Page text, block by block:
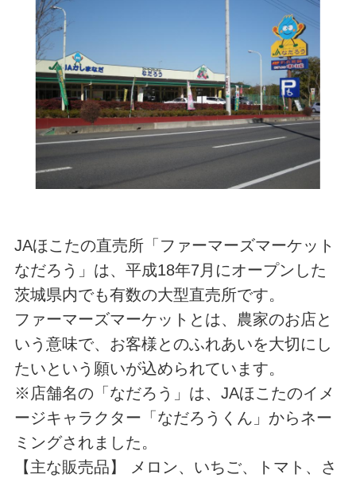
JAほこたの直売所「ファーマーズマーケット
なだろう」は、平成18年7月にオープンした
茨城県内でも有数の大型直売所です。
ファーマーズマーケットとは、農家のお店と
いう意味で、お客様とのふれあいを大切にし
たいという願いが込められています。
※店舗名の「なだろう」は、JAほこたのイメ
ージキャラクター「なだろうくん」からネー
ミングされました。
【主な販売品】 メロン、いちご、トマト、さ